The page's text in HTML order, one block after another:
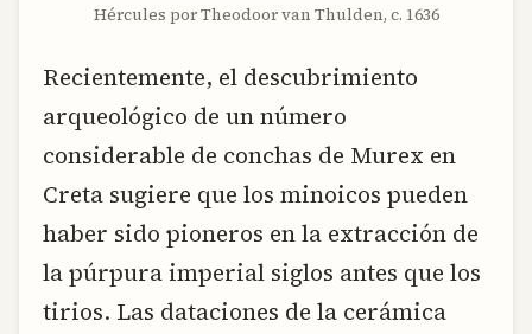
Hércules por Theodoor van Thulden, c. 1636
Recientemente, el descubrimiento
arqueológico de un número
considerable de conchas de Murex en
Creta sugiere que los minoicos pueden
haber sido pioneros en la extracción de
la púrpura imperial siglos antes que los
tirios. Las dataciones de la cerámica